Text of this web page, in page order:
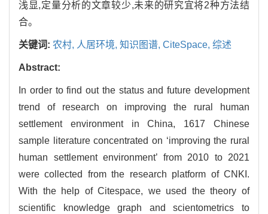
浅显,定量分析的文章较少,未来的研究宜将2种方法结
合。
关键词: 农村, 人居环境, 知识图谱, CiteSpace, 综述
Abstract:
In order to find out the status and future development
trend of research on improving the rural human
settlement environment in China, 1617 Chinese
sample literature concentrated on ‘improving the rural
human settlement environment’ from 2010 to 2021
were collected from the research platform of CNKI.
With the help of Citespace, we used the theory of
scientific knowledge graph and scientometrics to